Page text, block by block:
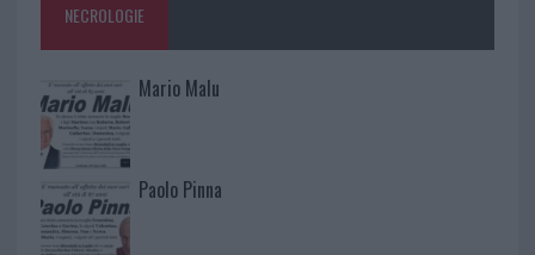
NECROLOGIE
Mario Malu
Paolo Pinna